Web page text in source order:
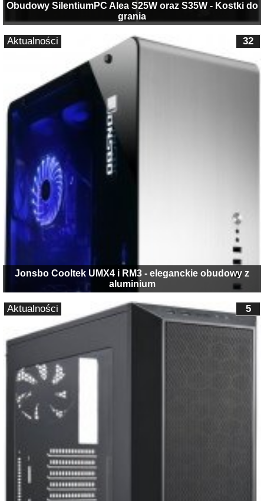
Obudowy SilentiumPC Alea S25W oraz S35W - Kostki do
grania
Jonsbo Cooltek UMX4 i RM3 - eleganckie obudowy z
aluminium
32
Aktualności
5
Aktualności